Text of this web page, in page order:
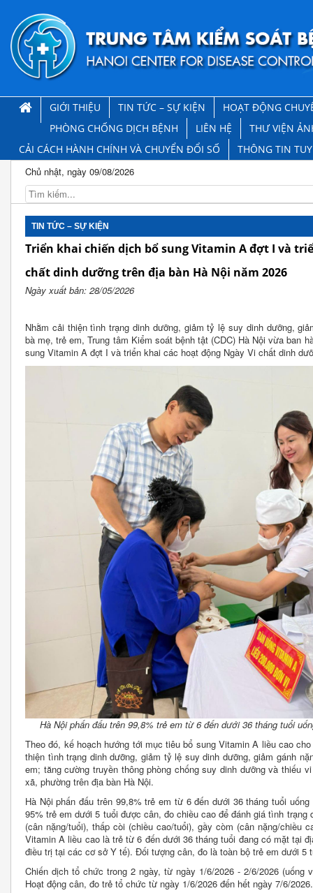
GIỚI THIỆU TIN TỨC – SỰ KIỆN
HOẠT ĐỘNG
PHÒNG CHỐNG DỊCH BỆNH
LIÊN HỆ
THƯ VIỆN
CẢI CÁCH HÀNH CHÍNH VÀ CHUYỂN ĐỔI SỐ
THÔNG TIN
Chủ nhật, ngày 09/08/2026
TIN TỨC – SỰ KIỆN
Triển khai chiến dịch bổ sung Vitamin A đợt I và
chất dinh dưỡng trên địa bàn Hà Nội năm 2026
Ngày xuất bản: 28/05/2026
Nhằm cải thiện tình trạng dinh dưỡng, giảm tỷ lệ suy dinh dưỡng,
bà mẹ, trẻ em, Trung tâm Kiểm soát bệnh tật (CDC) Hà Nội vừa ban
sung Vitamin A đợt I và triển khai các hoạt động Ngày Vi chất dinh
Hà Nội phấn đấu trên 99,8% trẻ em từ 6 đến dưới 36 tháng tuổi
Theo đó, kế hoạch hướng tới mục tiêu bổ sung Vitamin A liều cao
thiện tình trạng dinh dưỡng, giảm tỷ lệ suy dinh dưỡng, giảm gánh
em; tăng cường truyền thông phòng chống suy dinh dưỡng và thiếu
xã, phường trên địa bàn Hà Nội.
Hà Nội phấn đấu trên 99,8% trẻ em từ 6 đến dưới 36 tháng tuổi
95% trẻ em dưới 5 tuổi được cân, đo chiều cao để đánh giá tình
(cân nặng/tuổi), thấp còi (chiều cao/tuổi), gầy còm (cân nặng/chiều
Vitamin A liều cao là trẻ từ 6 đến dưới 36 tháng tuổi đang có mặt tại
điều trị tại các cơ sở Y tế). Đối tượng cân, đo là toàn bộ trẻ em dưới 5
Chiến dịch tổ chức trong 2 ngày, từ ngày 1/6/2026 - 2/6/2026 (uống
Hoạt động cân, đo trẻ tổ chức từ ngày 1/6/2026 đến hết ngày 7/6/2026.